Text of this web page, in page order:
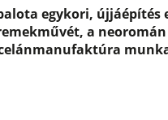
egykori,
a